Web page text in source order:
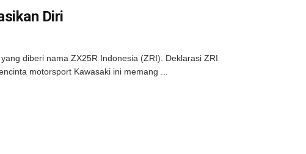
Diri
diberi nama ZX25R Indonesia (ZRI). Deklarasi ZRI
motorsport Kawasaki ini memang ...